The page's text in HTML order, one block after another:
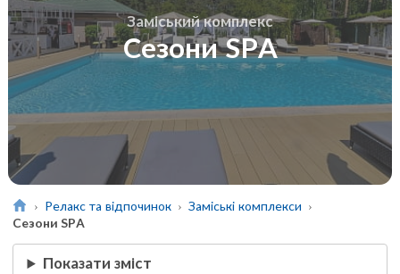
Заміський комплекс
Сезони SPA
Релакс та відпочинок
Заміські комплекси
Сезони SPA
Показати зміст